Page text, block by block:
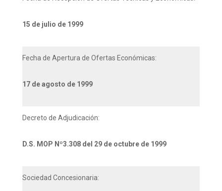
15 de julio de 1999
Fecha de Apertura de Ofertas Económicas:
17 de agosto de 1999
Decreto de Adjudicación:
D.S. MOP Nº3.308 del 29 de octubre de 1999
Sociedad Concesionaria: